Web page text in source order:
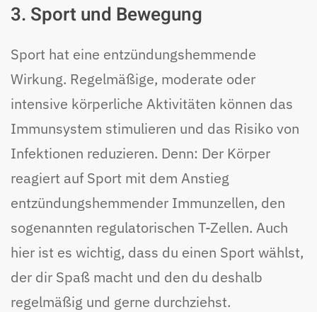
3. Sport und Bewegung
Sport hat eine entzündungshemmende
Wirkung. Regelmäßige, moderate oder
intensive körperliche Aktivitäten können das
Immunsystem stimulieren und das Risiko von
Infektionen reduzieren. Denn: Der Körper
reagiert auf Sport mit dem Anstieg
entzündungshemmender Immunzellen, den
sogenannten regulatorischen T-Zellen. Auch
hier ist es wichtig, dass du einen Sport wählst,
der dir Spaß macht und den du deshalb
regelmäßig und gerne durchziehst.